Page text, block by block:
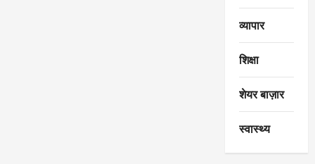
व्यापार
शिक्षा
शेयर बाज़ार
स्वास्थ्य